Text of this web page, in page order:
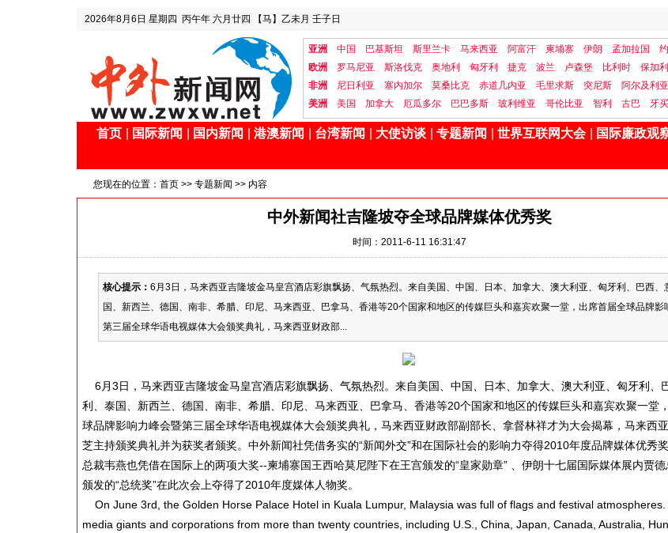
2026年8月6日 星期四 丙午年 六月廿四 【马】乙未月 壬子日
亚洲 中国 巴基斯坦 斯里兰卡 马来西亚 阿富汗 柬埔寨 伊朗 孟加拉国
欧洲
罗马尼亚 斯洛伐克 奥地利 匈牙利 捷克 波兰 卢森堡 比利时 保加
非洲
尼日利亚 塞内加尔 莫桑比克 赤道几内亚 毛里求斯 突尼斯 阿尔及利亚
美洲
美国 加拿大 厄瓜多尔 巴巴多斯 玻利维亚 哥伦比亚 智利 古巴 牙
首页 国际新闻 国内新闻 港澳新闻 台湾新闻 大使访谈 专题新闻 世界互联网大会 国际廉政观
您现在的位置： 首页 >> 专题新闻 >> 内容
中外新闻社吉隆坡夺全球品牌媒体优秀奖
时间：2011-6-11 16:31:47
核心提示： 6月3日，马来西亚吉隆坡金马皇宫酒店彩旗飘扬、气氛热烈。来自美国、中国、日本、加拿大、澳大利亚、匈牙利、巴西、
国、新西兰、德国、南非、希腊、印尼、马来西亚、巴拿马、香港等20个国家和地区的传媒巨头和嘉宾欢聚一堂，出席首届全球品牌影
第三届全球华语电视媒体大会颁奖典礼，马来西亚财政部...
6月3日，马来西亚吉隆坡金马皇宫酒店彩旗飘扬、气氛热烈。来自美国、中国、日本、加拿大、澳大利亚、匈牙利、
利、泰国、新西兰、德国、南非、希腊、印尼、马来西亚、巴拿马、香港等20个国家和地区的传媒巨头和嘉宾欢聚一堂
球品牌影响力峰会暨第三届全球华语电视媒体大会颁奖典礼，马来西亚财政部副部长、拿督林祥才为大会揭幕，马来西
芝主持颁奖典礼并为获奖者颁奖。中外新闻社凭借务实的“新闻外交”和在国际社会的影响力夺得2010年度品牌媒体优秀
总裁韦燕也凭借在国际上的两项大奖--柬埔寨国王西哈莫尼陛下在王宫颁发的“皇家勋章” 、伊朗十七届国际媒体展内贾
颁发的“总统奖”在此次会上夺得了2010年度媒体人物奖。
On June 3rd, the Golden Horse Palace Hotel in Kuala Lumpur, Malaysia was full of flags and festival
media giants and corporations from more than twenty countries, including U.S., China, Japan, Canada, Australia,